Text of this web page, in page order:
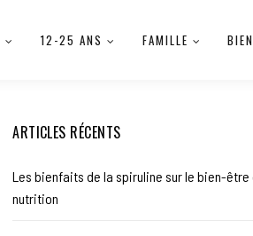
12-25 ANS FAMILLE
ARTICLES RÉCENTS
Les bienfaits de la spiruline sur le bien-être
nutrition